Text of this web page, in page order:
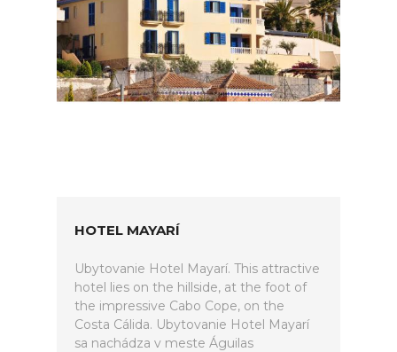
HOTEL MAYARÍ
Ubytovanie Hotel Mayarí. This attractive
hotel lies on the hillside, at the foot of
the impressive Cabo Cope, on the
Costa Cálida. Ubytovanie Hotel Mayarí
sa nachádza v meste Águilas